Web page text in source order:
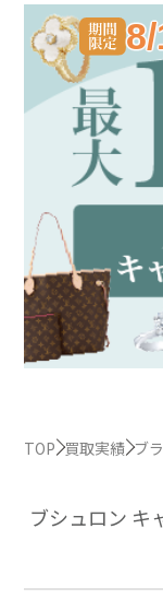
TOP 買取実績 ブ
ブシュロン キ